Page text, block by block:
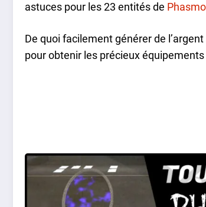
astuces pour les 23 entités de
De quoi facilement générer de l’argent
pour obtenir les précieux